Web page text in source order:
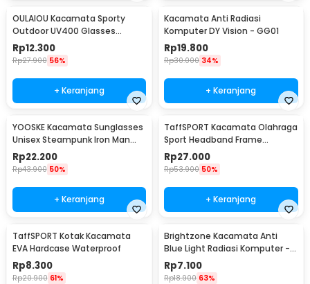
OULAIOU Kacamata Sporty
Outdoor UV400 Glasses
Silicone Frame - 9837
Rp12.300
Rp27.900 56%
+ Keranjang
Kacamata Anti Radiasi
Komputer DY Vision - GG01
Rp19.800
Rp30.000 34%
+ Keranjang
YOOSKE Kacamata Sunglasses
Unisex Steampunk Iron Man
Tony Stark - 3023
Rp22.200
Rp43.900 50%
+ Keranjang
TaffSPORT Kacamata Olahraga
Sport Headband Frame
Glasses - 9833
Rp27.000
Rp53.900 50%
+ Keranjang
TaffSPORT Kotak Kacamata
EVA Hardcase Waterproof
Rp8.300
Rp20.900 61%
Brightzone Kacamata Anti
Blue Light Radiasi Komputer -
E27
Rp7.100
Rp18.900 63%